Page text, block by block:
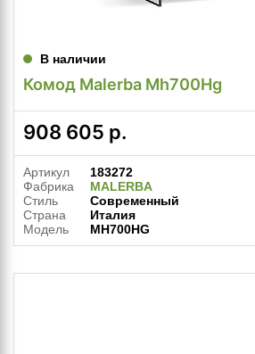
В наличии
Комод Malerba Mh700Hg
908 605 р.
Артикул
183272
Фабрика
MALERBA
Стиль
Современный
Страна
Италия
Модель
MH700HG